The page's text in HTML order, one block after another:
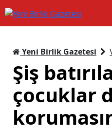
Yeni Birlik Gazetesi
Şiş
çocuklar